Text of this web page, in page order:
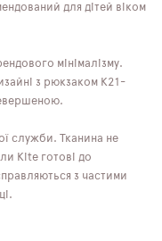
для дітей віком
мінімалізму.
з рюкзаком K21-
служби. Тканина не
Kite готові до
з частими